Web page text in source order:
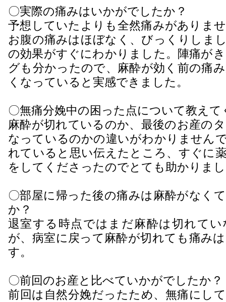
〇実際の痛みはいかがでしたか？
予想していたよりも全然痛みがありま
お腹の痛みはほぼなく、びっくりしま
の効果がすぐにわかりました。陣痛が
グも分かったので、麻酔が効く前の痛
くなっていると実感できました。
〇無痛分娩中の困った点について教えて
麻酔が切れているのか、最後のお産の
なっているのかの違いがわかりません
れていると思い伝えたところ、すぐに
をしてくださったのでとても助かりま
〇部屋に帰った後の痛みは麻酔がなく
か？
退室する時点ではまだ麻酔は切れて
が、病室に戻って麻酔が切れても痛み
す。
〇前回のお産と比べていかがでしたか？
前回は自然分娩だったため、無痛にし